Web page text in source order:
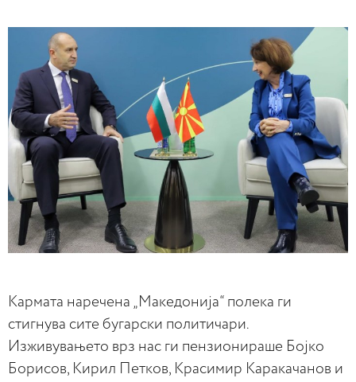
Kармата наречена „Македонија“ полека ги
стигнува сите бугарски политичари.
Изживувањето врз нас ги пензионираше Бојко
Борисов, Кирил Петков, Красимир Каракачанов и